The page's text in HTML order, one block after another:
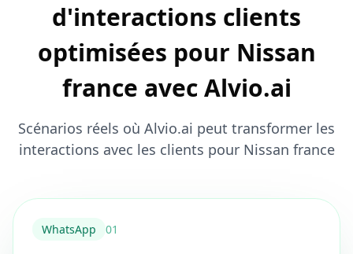
d'interactions clients
optimisées pour Nissan
france avec Alvio.ai
Scénarios réels où Alvio.ai peut transformer les
interactions avec les clients pour Nissan france
WhatsApp 01